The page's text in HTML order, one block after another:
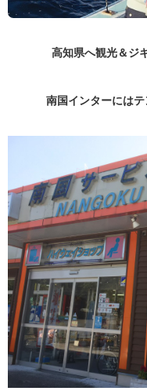
高知県へ観光＆ジ
南国インターには